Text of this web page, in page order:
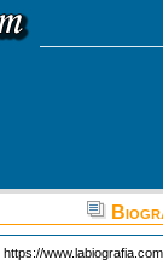
https://